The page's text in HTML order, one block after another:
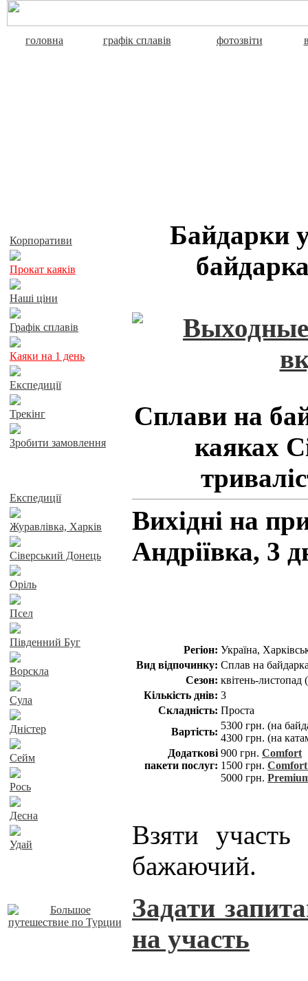
головна графік сплавів фотозвіти
Корпоративи
Прокат каяків
Наші ціни
Графік сплавів
Каяки на 1 день
Експедиції
Трекінг
Зробити замовлення
Експедиції
Журавлівка, Харків
Сіверський Донець
Оріль
Псел
Південний Буг
Ворскла
Сула
Дністер
Сейм
Рось
Десна
Удай
Байдарки
Сплави на
каяках
Вихідні на
Андріївка, 3
Регіон: Україна,
Вид відпочинку: Сплав на
Сезон: квітень-листопад
Кількість днів: 3
Складність: Проста
Вартість:
5300 грн. (на
4300 грн. (на
Додаткові
пакети послуг:
900 грн. Comfort
1500 грн.
5000 грн.
Взяти
бажаючий.
Задати
на участь